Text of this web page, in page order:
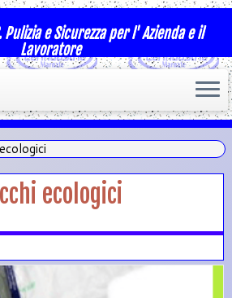
Pulizia e Sicurezza per l' Azienda e il
Lavoratore
ecologici